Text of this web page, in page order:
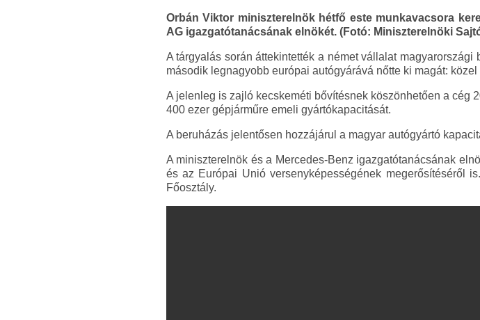
Orbán Viktor miniszterelnök hétfő este munkavacsora
AG igazgatótanácsának elnökét. (Fotó: Miniszterelnöki
A tárgyalás során áttekintették a német vállalat
második legnagyobb európai autógyárává nőtte ki magát:
A jelenleg is zajló kecskeméti bővítésnek köszönhetően a cég
400 ezer gépjárműre emeli gyártókapacitását.
A beruházás jelentősen hozzájárul a magyar autógyártó
A miniszterelnök és a Mercedes-Benz igazgatótanácsának
és az Európai Unió versenyképességének megerősítéséről
Főosztály.